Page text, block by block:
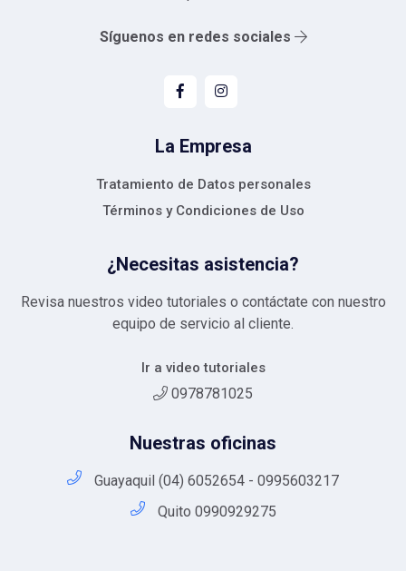
Síguenos en redes sociales
La Empresa
Tratamiento de Datos personales
Términos y Condiciones de Uso
¿Necesitas asistencia?
Revisa nuestros video tutoriales o contáctate con nuestro
equipo de servicio al cliente.
Ir a video tutoriales
0978781025
Nuestras oficinas
Guayaquil (04) 6052654 - 0995603217
Quito 0990929275